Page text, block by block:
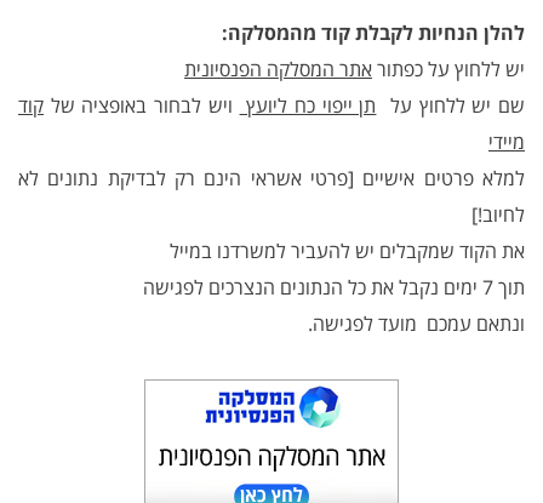
להלן הנחיות לקבלת קוד מהמסלקה:
יש ללחוץ על כפתוראתר המסלקה הפנסיונית
שם יש ללחוץ על תן ייפוי כח ליועץ ויש לבחור באופציה של קוד
מיידי
למלא פרטים אישיים [פרטי אשראי הינם רק לבדיקת נתונים לא
לחיוב!]
את הקוד שמקבלים יש להעביר למשרדנו במייל
תוך 7 ימים נקבל את כל הנתונים הנצרכים לפגישה
ונתאם עמכם מועד לפגישה.